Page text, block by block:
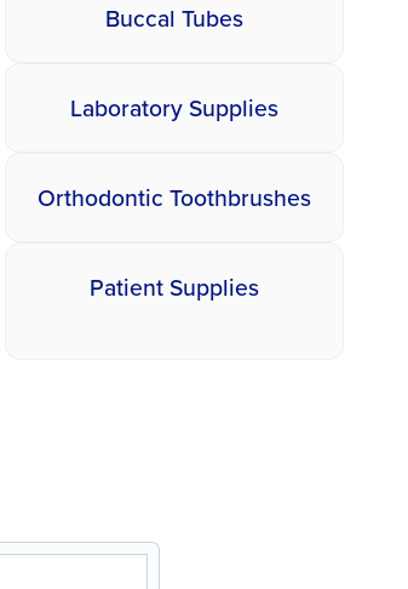
Buccal Tubes
Laboratory Supplies
Orthodontic Toothbrushes
Patient Supplies